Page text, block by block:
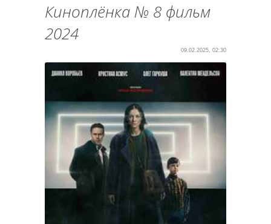
Киноплёнка № 8 фильм
2024
09.02.2025, 02:30